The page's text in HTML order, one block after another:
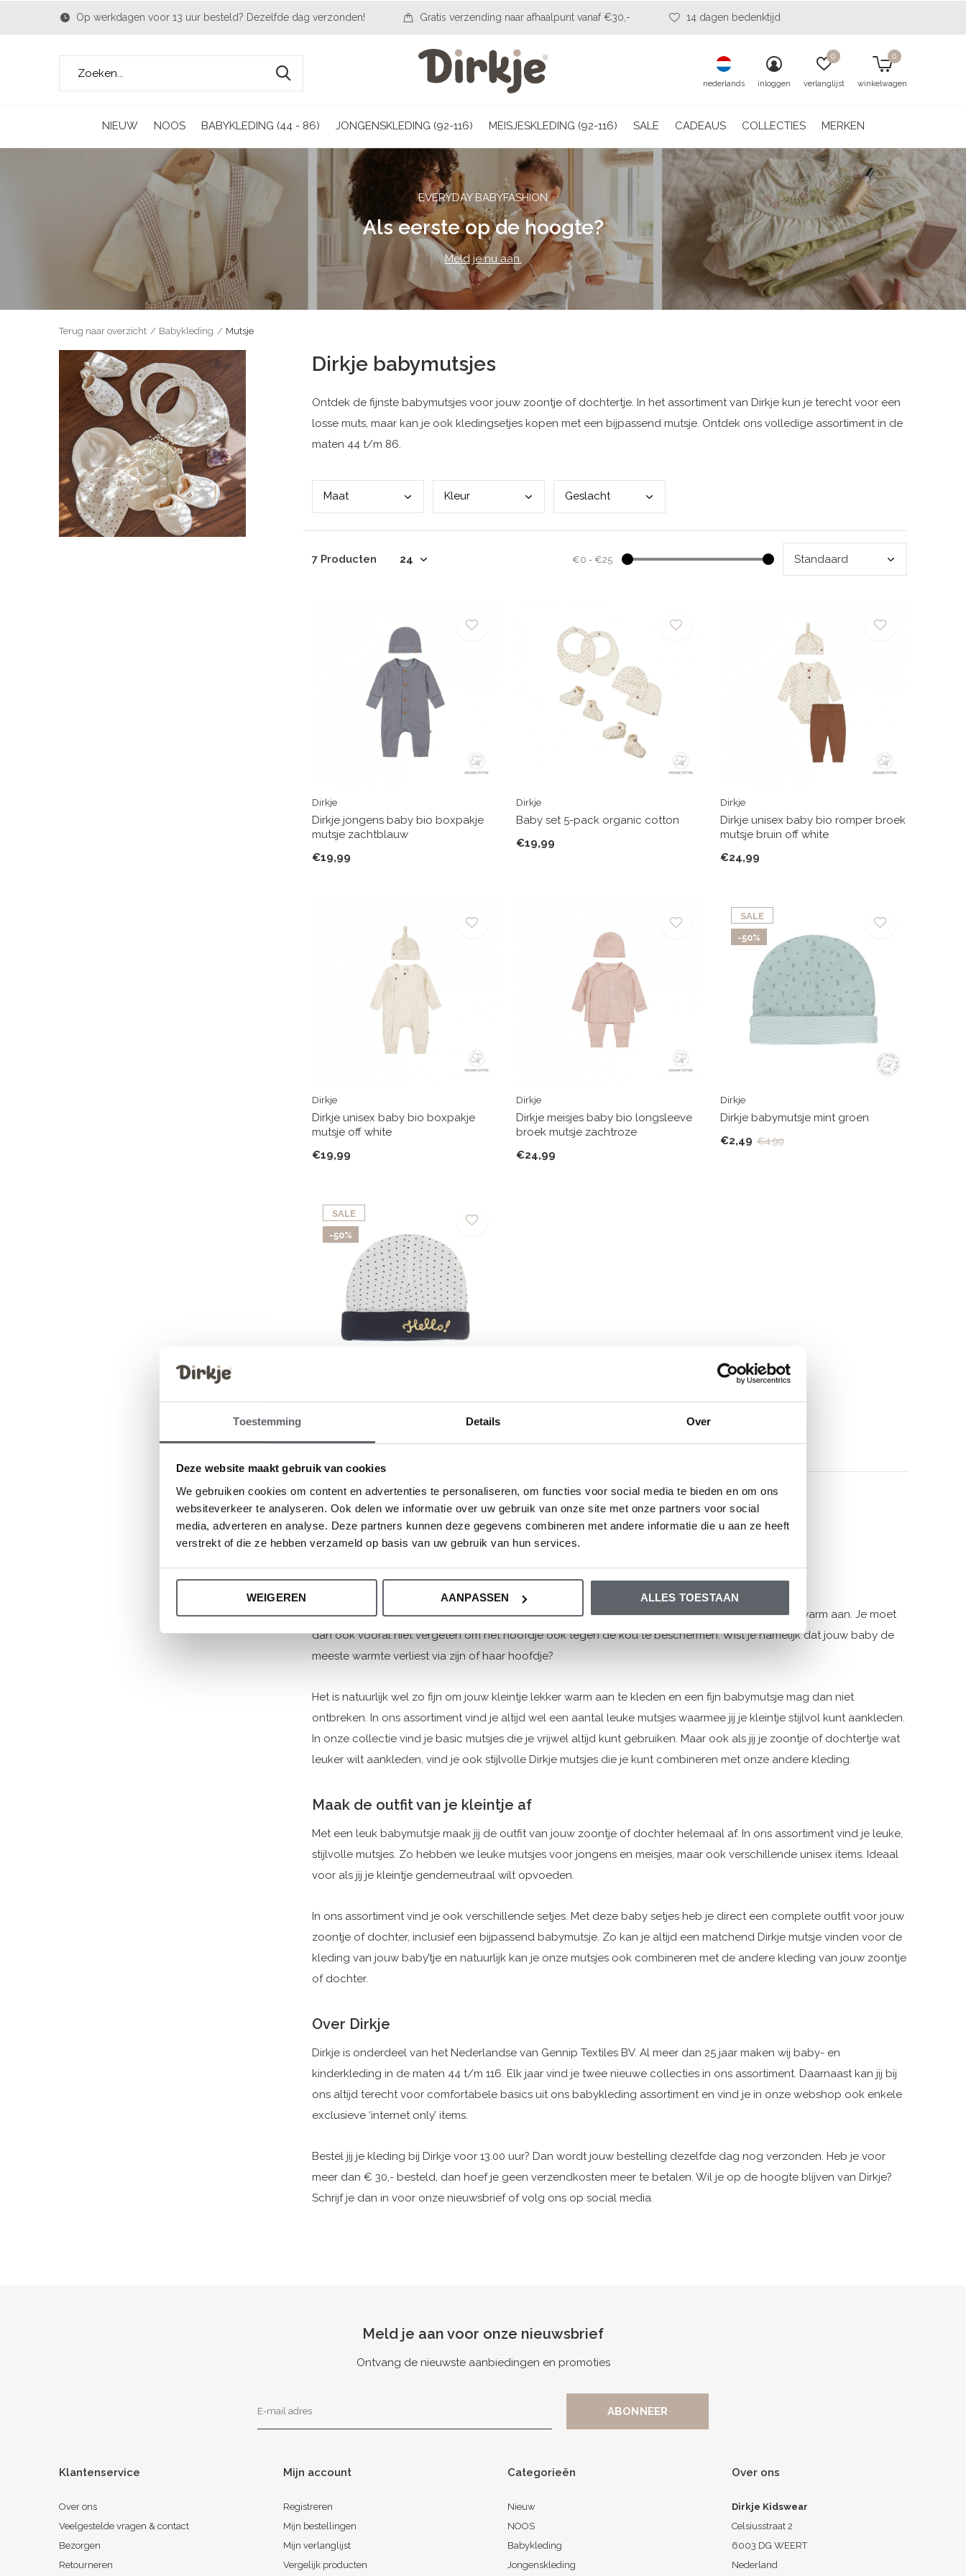
Toestemming Details Over
Deze website maakt gebruik van cookies
We gebruiken cookies om content en advertenties te personaliseren, om functies voor social media te bieden en om ons
websiteverkeer te analyseren. Ook delen we informatie over uw gebruik van onze site met onze partners voor social
media, adverteren en analyse. Deze partners kunnen deze gegevens combineren met andere informatie die u aan ze heeft
verstrekt of die ze hebben verzameld op basis van uw gebruik van hun services.
WEIGEREN AANPASSEN ALLES TOESTAAN
NIEUW NOOS BABYKLEDING (44 - 86) JONGENSKLEDING (92-116) MEISJESKLEDING (92-116) SALE CADEAUS COLLECTIES MERKEN
nederlands inloggen verlanglijst
0
winkelwagen
0
Op werkdagen voor 13 uur besteld? Dezelfde dag verzonden! Gratis verzending naar afhaalpunt vanaf €30,- 14 dagen bedenktijd
EVERYDAY BABYFASHION
Als eerste op de hoogte?
Meld je nu aan.
Terug naar overzicht Babykleding Mutsje
Dirkje babymutsjes
Ontdek de fijnste babymutsjes voor jouw zoontje of dochtertje. In het assortiment van Dirkje kun je terecht voor een
losse muts, maar kan je ook kledingsetjes kopen met een bijpassend mutsje. Ontdek ons volledige assortiment in de
maten 44 t/m 86.
Maat Kleur Geslacht
7 Producten €0 - €25
Dirkje
Dirkje jongens baby bio boxpakje
mutsje zachtblauw
€19,99
Dirkje
Baby set 5-pack organic cotton
€19,99
Dirkje
Dirkje unisex baby bio romper broek
mutsje bruin off white
€24,99
Dirkje
Dirkje unisex baby bio boxpakje
mutsje off white
€19,99
Dirkje
Dirkje meisjes baby bio longsleeve
broek mutsje zachtroze
€24,99
SALE
-50%
Dirkje
Dirkje babymutsje mint groen
€2,49 €4,99
SALE
-50%
Dirkje babymutsje ecru en navy
€2,49
Seen 7 of the 7 products
Dirkje babymutsjes
Een goede muts voor jouw baby’tje is erg belangrijk! Als het koud is, kleed jij je kleintje natuurlijk warm aan. Je moet
dan ook vooral niet vergeten om het hoofdje ook tegen de kou te beschermen. Wist je namelijk dat jouw baby de
meeste warmte verliest via zijn of haar hoofdje?
Het is natuurlijk wel zo fijn om jouw kleintje lekker warm aan te kleden en een fijn babymutsje mag dan niet
ontbreken. In ons assortiment vind je altijd wel een aantal leuke mutsjes waarmee jij je kleintje stijlvol kunt aankleden.
In onze collectie vind je basic mutsjes die je vrijwel altijd kunt gebruiken. Maar ook als jij je zoontje of dochtertje wat
leuker wilt aankleden, vind je ook stijlvolle Dirkje mutsjes die je kunt combineren met onze andere kleding.
Maak de outfit van je kleintje af
Met een leuk babymutsje maak jij de outfit van jouw zoontje of dochter helemaal af. In ons assortiment vind je leuke,
stijlvolle mutsjes. Zo hebben we leuke mutsjes voor jongens en meisjes, maar ook verschillende unisex items. Ideaal
voor als jij je kleintje genderneutraal wilt opvoeden.
In ons assortiment vind je ook verschillende setjes. Met deze baby setjes heb je direct een complete outfit voor jouw
zoontje of dochter, inclusief een bijpassend babymutsje. Zo kan je altijd een matchend Dirkje mutsje vinden voor de
kleding van jouw baby’tje en natuurlijk kan je onze mutsjes ook combineren met de andere kleding van jouw zoontje
of dochter.
Over Dirkje
Dirkje is onderdeel van het Nederlandse van Gennip Textiles BV. Al meer dan 25 jaar maken wij baby- en
kinderkleding in de maten 44 t/m 116. Elk jaar vind je twee nieuwe collecties in ons assortiment. Daarnaast kan jij bij
ons altijd terecht voor comfortabele basics uit ons babykleding assortiment en vind je in onze webshop ook enkele
exclusieve ‘internet only’ items.
Bestel jij je kleding bij Dirkje voor 13.00 uur? Dan wordt jouw bestelling dezelfde dag nog verzonden. Heb je voor
meer dan € 30,- besteld, dan hoef je geen verzendkosten meer te betalen. Wil je op de hoogte blijven van Dirkje?
Schrijf je dan in voor onze nieuwsbrief of volg ons op social media.
Meld je aan voor onze nieuwsbrief
Ontvang de nieuwste aanbiedingen en promoties
Klantenservice
Over ons
Veelgestelde vragen & contact
Bezorgen
Retourneren
Mijn account
Registreren
Mijn bestellingen
Mijn verlanglijst
Vergelijk producten
Categorieën
Nieuw
NOOS
Babykleding
Jongenskleding
Over ons
Dirkje Kidswear
Celsiusstraat 2
6003 DG WEERT
Nederland